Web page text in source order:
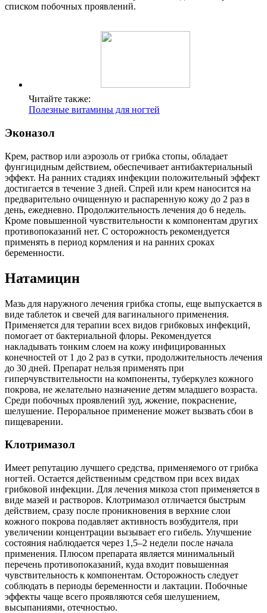
списком побочных проявлений.
Читайте также:
Полезные витамины для ногтей
Эконазол
Крем, раствор или аэрозоль от грибка стопы, обладает
фунгицидным действием, обеспечивает антибактериальный
эффект. На ранних стадиях инфекции положительный эффект
достигается в течение 3 дней. Спрей или крем наносится на
предварительно очищенную и распаренную кожу до 2 раз в
день, ежедневно. Продолжительность лечения до 6 недель.
Кроме повышенной чувствительности к компонентам других
противопоказаний нет. С осторожность рекомендуется
применять в период кормления и на ранних сроках
беременности.
Натамицин
Мазь для наружного лечения грибка стопы, еще выпускается в
виде таблеток и свечей для вагинального применения.
Применяется для терапии всех видов грибковых инфекций,
помогает от бактериальной флоры. Рекомендуется
накладывать тонким слоем на кожу инфицированных
конечностей от 1 до 2 раз в сутки, продолжительность лечения
до 30 дней. Препарат нельзя применять при
гиперчувствительности на компоненты, туберкулез кожного
покрова, не желательно назначение детям младшего возраста.
Среди побочных проявлений зуд, жжение, покраснение,
шелушение. Пероральное применение может вызвать сбои в
пищеварении.
Клотримазол
Имеет репутацию лучшего средства, применяемого от грибка
ногтей. Остается действенным средством при всех видах
грибковой инфекции. Для лечения микоза стоп применяется в
виде мазей и растворов. Клотримазол отличается быстрым
действием, сразу после проникновения в верхние слои
кожного покрова подавляет активность возбудителя, при
увеличении концентрации вызывает его гибель. Улучшение
состояния наблюдается через 1,5–2 недели после начала
применения. Плюсом препарата является минимальный
перечень противопоказаний, куда входит повышенная
чувствительность к компонентам. Осторожность следует
соблюдать в периоды беременности и лактации. Побочные
эффекты чаще всего проявляются себя шелушением,
высыпаниями, отечностью.